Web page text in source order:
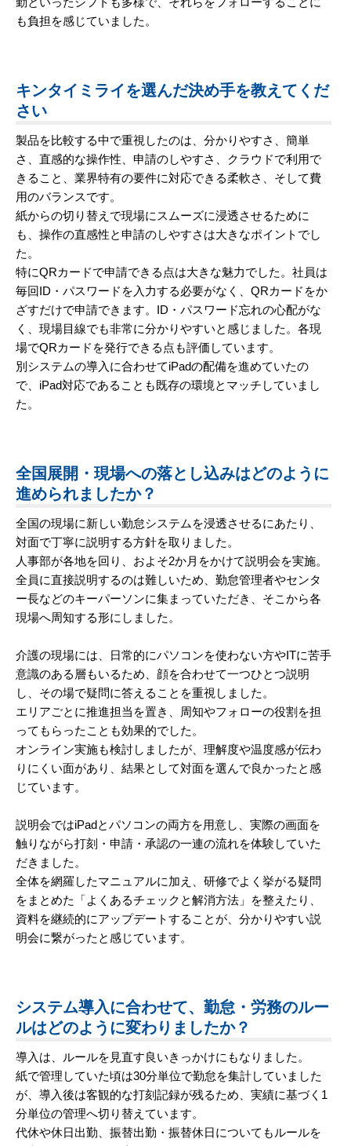
も負担を感じていました。
キンタイミライを選んだ決め手を教えてくだ
さい
製品を比較する中で重視したのは、分かりやすさ、簡単
さ、直感的な操作性、申請のしやすさ、クラウドで利用で
きること、業界特有の要件に対応できる柔軟さ、そして費
用のバランスです。
紙からの切り替えで現場にスムーズに浸透させるために
も、操作の直感性と申請のしやすさは大きなポイントでし
た。
特にQRカードで申請できる点は大きな魅力でした。社員は
毎回ID・パスワードを入力する必要がなく、QRカードをか
ざすだけで申請できます。ID・パスワード忘れの心配がな
く、現場目線でも非常に分かりやすいと感じました。各現
場でQRカードを発行できる点も評価しています。
別システムの導入に合わせてiPadの配備を進めていたの
で、iPad対応であることも既存の環境とマッチしていまし
た。
全国展開・現場への落とし込みはどのように
進められましたか？
全国の現場に新しい勤怠システムを浸透させるにあたり、
対面で丁寧に説明する方針を取りました。
人事部が各地を回り、およそ2か月をかけて説明会を実施。
全員に直接説明するのは難しいため、勤怠管理者やセンタ
ー長などのキーパーソンに集まっていただき、そこから各
現場へ周知する形にしました。
介護の現場には、日常的にパソコンを使わない方やITに苦手
意識のある層もいるため、顔を合わせて一つひとつ説明
し、その場で疑問に答えることを重視しました。
エリアごとに推進担当を置き、周知やフォローの役割を担
ってもらったことも効果的でした。
オンライン実施も検討しましたが、理解度や温度感が伝わ
りにくい面があり、結果として対面を選んで良かったと感
じています。
説明会ではiPadとパソコンの両方を用意し、実際の画面を
触りながら打刻・申請・承認の一連の流れを体験していた
だきました。
全体を網羅したマニュアルに加え、研修でよく挙がる疑問
をまとめた「よくあるチェックと解消方法」を整えたり、
資料を継続的にアップデートすることが、分かりやすい説
明会に繋がったと感じています。
システム導入に合わせて、勤怠・労務のルー
ルはどのように変わりましたか？
導入は、ルールを見直す良いきっかけにもなりました。
紙で管理していた頃は30分単位で勤怠を集計していました
が、導入後は客観的な打刻記録が残るため、実績に基づく1
分単位の管理へ切り替えています。
代休や休日出勤、振替出勤・振替休日についてもルールを